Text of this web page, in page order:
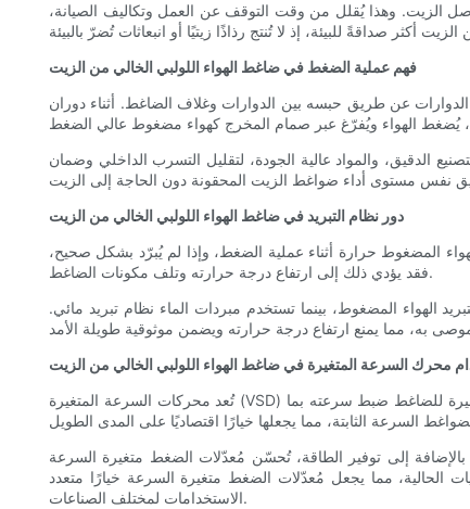
الزيت. وهذا يُقلل من وقت التوقف عن العمل وتكاليف الصيانة،
فهم عملية الضغط في ضاغط الهواء اللولبي الخالي من الزيت
عن طريق حبسه بين الدوارات وغلاف الضاغط. أثناء دوران
الدقيق، والمواد عالية الجودة، لتقليل التسرب الداخلي وضمان
دور نظام التبريد في ضاغط الهواء اللولبي الخالي من الزيت
المضغوط حرارة أثناء عملية الضغط، وإذا لم يُبرّد بشكل صحيح،
فقد يؤدي ذلك إلى ارتفاع درجة حرارته وتلف مكونات الضاغط.
الهواء المضغوط، بينما تستخدم مبردات الماء نظام تبريد مائي.
محرك السرعة المتغيرة في ضاغط الهواء اللولبي الخالي من الزيت
تُعد محركات السرعة المتغيرة (VSD) ميزة شائعة في ضواغط الهواء اللولبية الحديثة الخالية من الزيت، لما توفره من مزايا عديدة من حيث كفاءة الطاقة والأداء. تتيح محركات السرعة المتغيرة للضاغط ضبط سرعته بما
بالإضافة إلى توفير الطاقة، تُحسّن مُعدّلات الضغط متغيرة السرعة (VSD) أداء الضاغط من خلال توفير تحكم دقيق في عملية الضغط. ومن خلال ضبط سرعة الضاغط، تُوفّر مُعدّلات الضغط متغيرة السرعة جودة هواء
الحالية، مما يجعل مُعدّلات الضغط متغيرة السرعة خيارًا متعدد
الاستخدامات لمختلف الصناعات.